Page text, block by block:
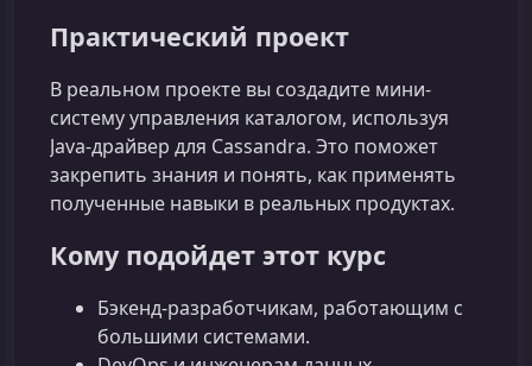
Практический проект
В реальном проекте вы создадите мини-
систему управления каталогом, используя
Java-драйвер для Cassandra. Это поможет
закрепить знания и понять, как применять
полученные навыки в реальных продуктах.
Кому подойдет этот курс
Бэкенд-разработчикам, работающим с
большими системами.